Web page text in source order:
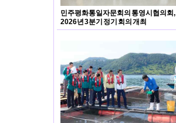
민주평화통일자문회의 통영시협의회,
2026년 3분기 정기 회의 개최